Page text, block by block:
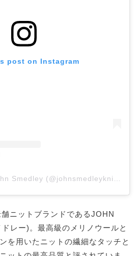
post on Instagram
ニットブランドであるJOHN
レー)。最高級のメリノウールと
を用いたニットの繊細なタッチと